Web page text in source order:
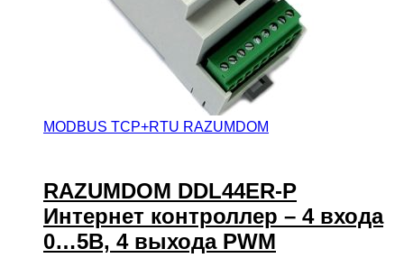
MODBUS TCP+RTU RAZUMDOM
RAZUMDOM DDL44ER-P
Интернет контроллер – 4 входа
0…5В, 4 выхода PWM